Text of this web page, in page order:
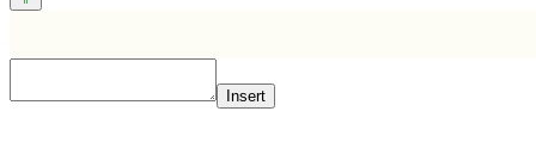
Insert